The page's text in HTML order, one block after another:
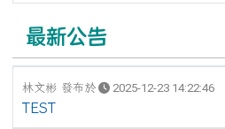
最新公告
林文彬 發布於 2025-12-23 14:22:46
TEST